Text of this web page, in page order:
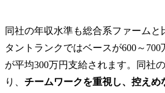
同社の年収水準も総合系ファーム
タントランクではベースが600～
が平均300万円支給されます。同社
り、 チームワークを重視し、控えめ